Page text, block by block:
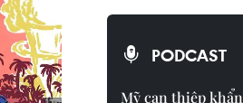
PODCAST
Mỹ can thiệp khẩn